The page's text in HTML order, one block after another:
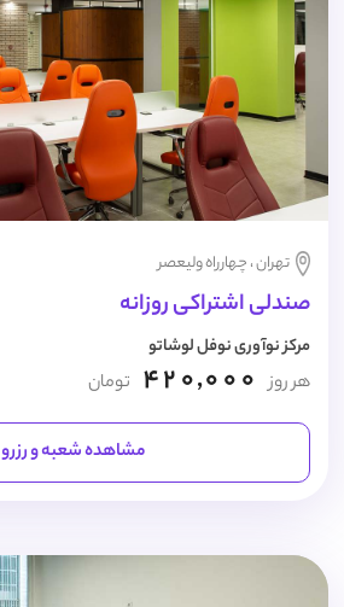
تهران ، چهارراه ولیعصر
صندلی اشتراکی روزانه
مرکز نوآوری نوفل لوشاتو
هر روز 420,000 تومان
مشاهده شعبه و رزرو